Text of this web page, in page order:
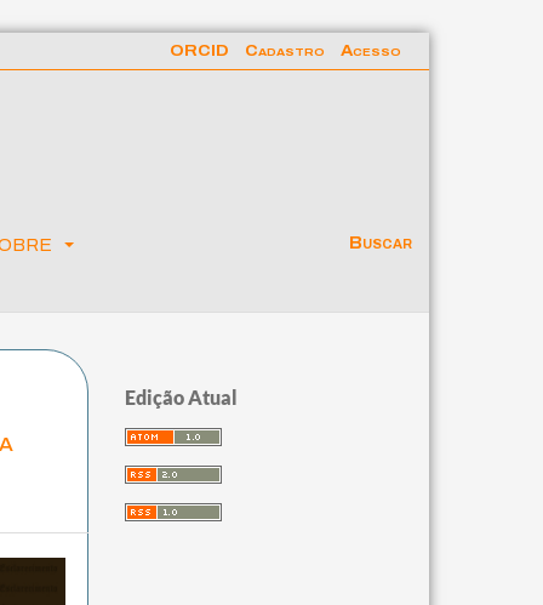
Buscar
ORCID Cadastro Acesso
Edição Atual